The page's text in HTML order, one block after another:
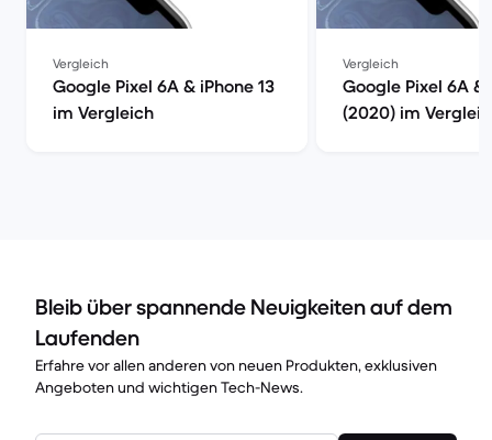
Vergleich
Google Pixel 6A & iPhone 13
im Vergleich
Vergleich
Google Pixel 6A &
(2020) im
Bleib über spannende Neuigkeiten auf dem
Laufenden
Erfahre vor allen anderen von neuen Produkten, exklusiven
Angeboten und wichtigen Tech-News.